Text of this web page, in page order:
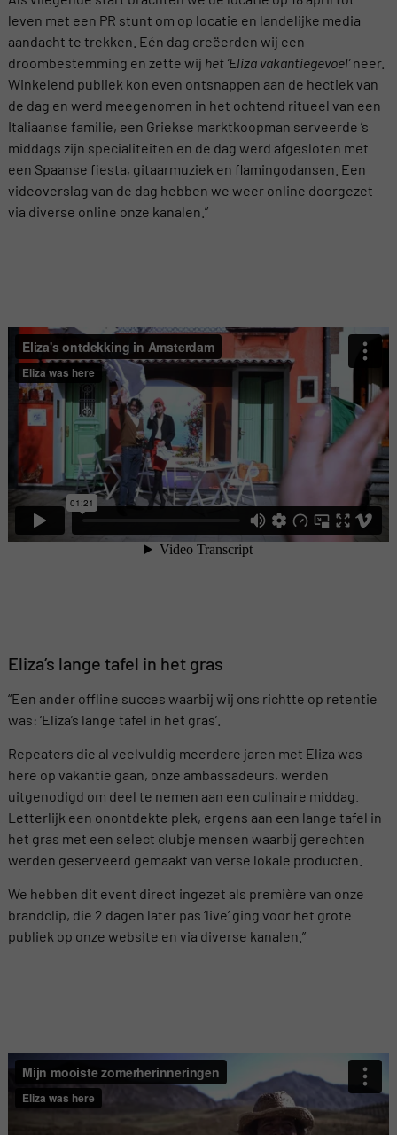
leven met een PR stunt om op locatie en landelijke media
aandacht te trekken. Eén dag creëerden wij een
droombestemming en zette wij het ‘Eliza vakantiegevoel’neer.
Winkelend publiek kon even ontsnappen aan de hectiek van
de dag en werd meegenomen in het ochtend ritueel van een
Italiaanse familie, een Griekse marktkoopman serveerde ’s
middags zijn specialiteiten en de dag werd afgesloten met
een Spaanse fiesta, gitaarmuziek en flamingodansen. Een
videoverslag van de dag hebben we weer online doorgezet
via diverse online onze kanalen.”
Eliza’s lange tafel in het gras
“Een ander offline succes waarbij wij ons richtte op retentie
was: ‘Eliza’s lange tafel in het gras’.
Repeaters die al veelvuldig meerdere jaren met Eliza was
here op vakantie gaan, onze ambassadeurs, werden
uitgenodigd om deel te nemen aan een culinaire middag.
Letterlijk een onontdekte plek, ergens aan een lange tafel in
het gras met een select clubje mensen waarbij gerechten
werden geserveerd gemaakt van verse lokale producten.
We hebben dit event direct ingezet als première van onze
brandclip, die 2 dagen later pas ‘live’ ging voor het grote
publiek op onze website en via diverse kanalen.”